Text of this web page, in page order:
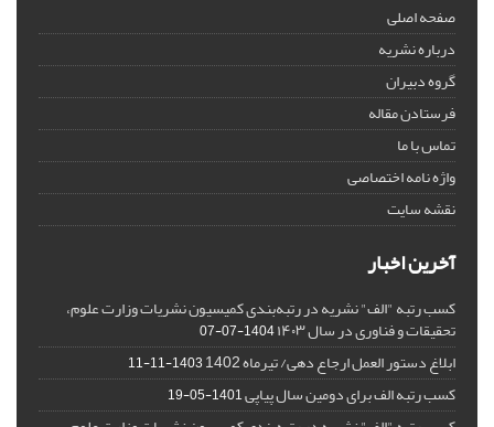
صفحه اصلی
درباره نشریه
گروه دبیران
فرستادن مقاله
تماس با ما
واژه نامه اختصاصی
نقشه سایت
آخرین اخبار
کسب رتبه "الف" نشریه در رتبه‌بندی کمیسیون نشریات وزارت علوم،
تحقیقات و فناوری در سال ۱۴۰۳ 1404-07-07
ابلاغ دستور العمل ارجاع دهی/ تیرماه 1402 1403-11-11
کسب رتبه الف برای دومین سال پیاپی1401-05-19